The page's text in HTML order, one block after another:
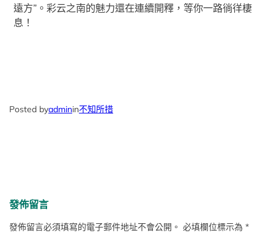
遠方”。彩云之南的魅力還在連續開釋，等你一路徜徉棲
息！
Posted byadminin不知所措
發佈留言
發佈留言必須填寫的電子郵件地址不會公開。 必填欄位標示為*